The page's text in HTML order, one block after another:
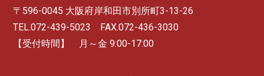
〒596-0045 大阪府岸和田市別所町3-13-26
TEL.072-439-5023 FAX.072-436-3030
【受付時間】 月～金 9:00-17:00